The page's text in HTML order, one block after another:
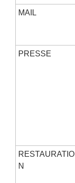
MAIL
PRESSE
RESTAURATIO
N